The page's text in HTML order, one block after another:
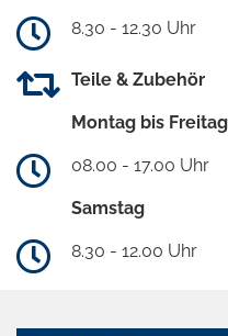
8.30 - 12.30 Uhr
Teile & Zubehör
Montag bis Freitag
08.00 - 17.00 Uhr
Samstag
8.30 - 12.00 Uhr